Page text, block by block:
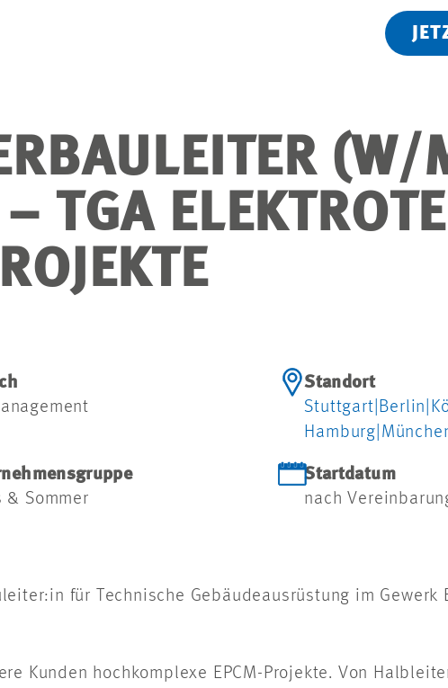
TGA
Standort
Stuttgart Berlin
Hamburg
& Sommer
Startdatum
nach
für Technische Gebäudeausrüstung im Gewerk
Kunden hochkomplexe EPCM-Projekte. Von